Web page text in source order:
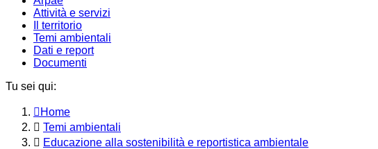
Attività e servizi
Il territorio
Temi ambientali
Dati e report
Documenti
Tu sei qui:
Home
Temi ambientali
Educazione alla sostenibilità e reportistica ambientale